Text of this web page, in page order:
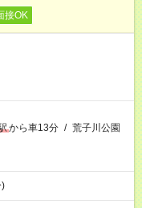
接OK
から車13分 / 荒子川公園
)